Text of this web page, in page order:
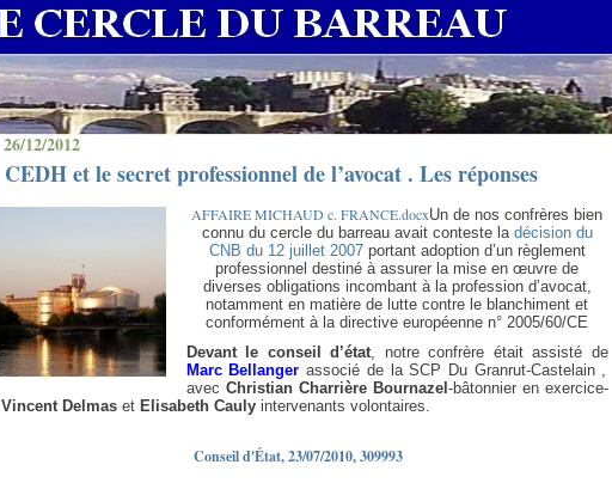
26/12/2012
CEDH et le secret professionnel de l’avocat . Les réponses
AFFAIRE MICHAUD c. FRANCE.docxUn de nos confrères bien
connu du cercle du barreau avait conteste la décision du
CNB du 12 juillet 2007portant adoption d’un règlement
professionnel destiné à assurer la mise en œuvre de
diverses obligations incombant à la profession d’avocat,
notamment en matière de lutte contre le blanchiment et
conformément à la directive européenne n° 2005/60/CE
Devant le conseil d’état, notre confrère était assisté de
Marc Bellanger associé de la SCP Du Granrut-Castelain ,
avec Christian Charrière Bournazel -bâtonnier en exercice-
Vincent Delmas et Elisabeth Cauly intervenants volontaires.
Conseil d'État, 23/07/2010, 309993